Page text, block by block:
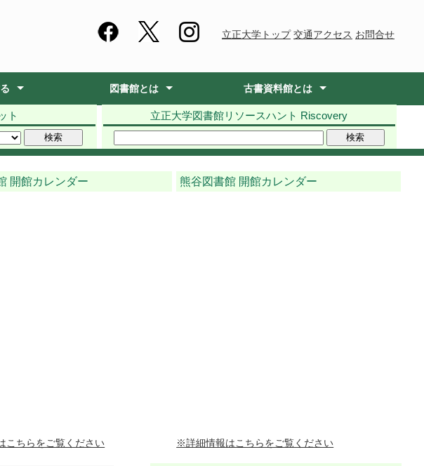
立正大学トップ 交通アクセス お問合せ
品川図書館
熊谷図書館
品川図書館
熊谷図書館
品川キャンパス
熊谷キャンパス
ズ 品川図書館
熊谷図書館
ビス 品川図書館
熊谷図書館
薦図書
卒論回想録
図書館とは
学生協働 りぶたま
学生協働 ぶっくま
収書・寄贈について
立正大学図書館SNS
古書資料館とは
古書資料館紹介
利用案内
講習会・イベント
刊行物
資料紹介
Rare Book Library
古書資料館10周年特設サイト
ト 立正大学図書館リソースハント Riscovery
開館カレンダー
こちらをご覧ください
熊谷図書館 開館カレンダー
※詳細情報はこちらをご覧ください